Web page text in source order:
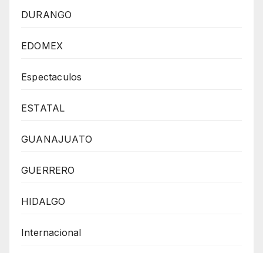
DURANGO
EDOMEX
Espectaculos
ESTATAL
GUANAJUATO
GUERRERO
HIDALGO
Internacional